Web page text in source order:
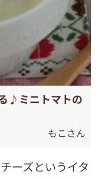
♪ミニトマトの
もこさん
ーズというイタ